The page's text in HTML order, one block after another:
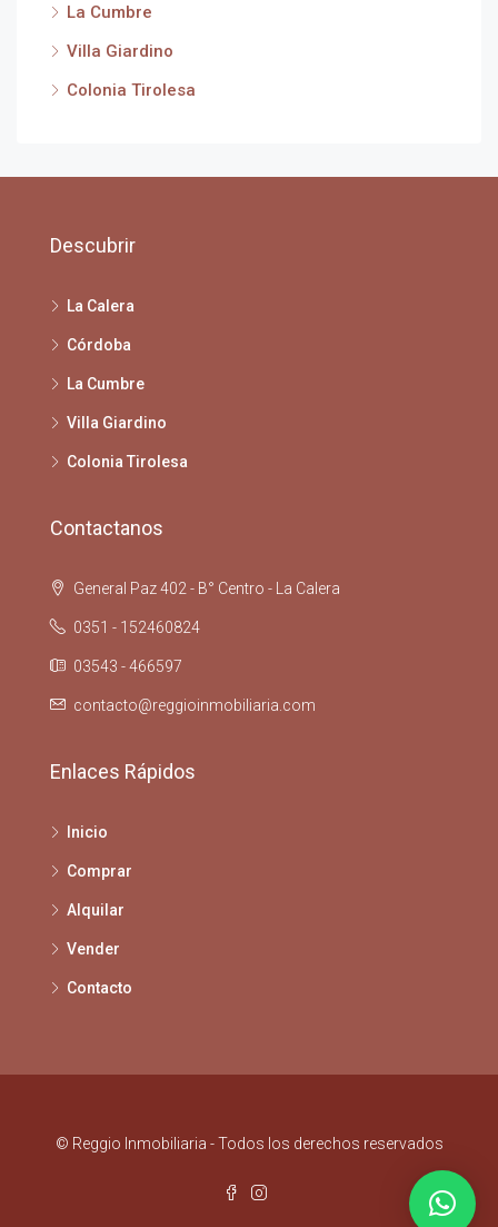
La Cumbre
Villa Giardino
Colonia Tirolesa
Descubrir
La Calera
Córdoba
La Cumbre
Villa Giardino
Colonia Tirolesa
Contactanos
General Paz 402 - B° Centro - La Calera
0351 - 152460824
03543 - 466597
contacto@reggioinmobiliaria.com
Enlaces Rápidos
Inicio
Comprar
Alquilar
Vender
Contacto
© Reggio Inmobiliaria - Todos los derechos reservados